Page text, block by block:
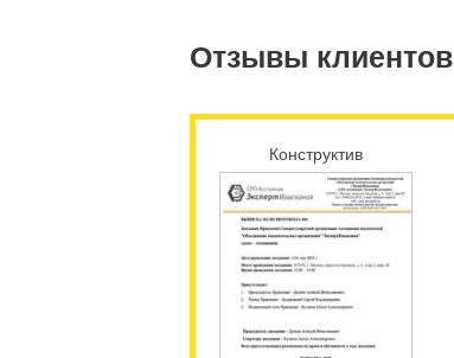
Отзывы клиентов
Конструктив